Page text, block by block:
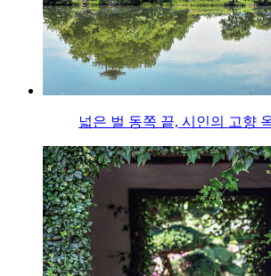
넓은 벌 동쪽 끝, 시인의 고향